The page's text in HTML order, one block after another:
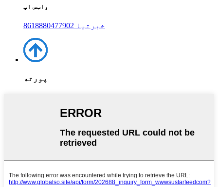
واټس اپ
8618880477902 خبرتیا
پورته